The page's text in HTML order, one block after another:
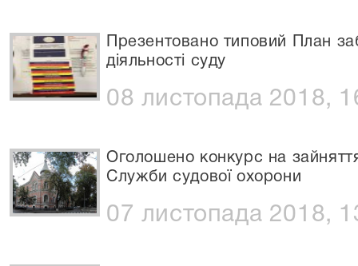
Презентовано типовий План
діяльності суду
08 листопада 2018,
Оголошено конкурс на
Служби судової охорони
07 листопада 2018,